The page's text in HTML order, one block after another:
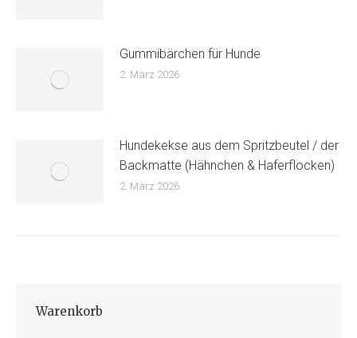
Gummibärchen für Hunde
2. März 2026
Hundekekse aus dem Spritzbeutel / der
Backmatte (Hähnchen & Haferflocken)
2. März 2026
Warenkorb